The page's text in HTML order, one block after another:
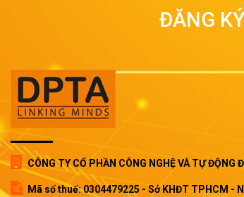
ĐĂNG
CÔNG TY CỔ PHẦN CÔNG NGHỆ VÀ TỰ ĐỘNG
Mã số thuế: 0304479225 - Sở KHĐT TPHCM -